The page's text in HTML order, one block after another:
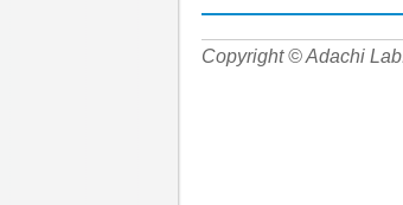
Copyright © Adachi